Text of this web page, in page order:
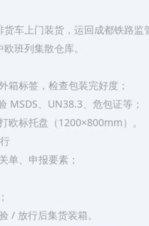
车上门装货，运回成都铁路监
班列集散仓库。
箱标签，检查包装完好度；
MSDS、UN38.3、危包证等；
欧标托盘（1200×800mm）。
单、申报要素；
/ 放行后集货装箱。